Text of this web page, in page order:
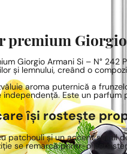
Giorgio
Giorgio Armani Si – N°
și lemnului, creând o
aroma puternică a
Este un parfum
își rostește
patchouli și un accent subtil
se remarcă printr-o